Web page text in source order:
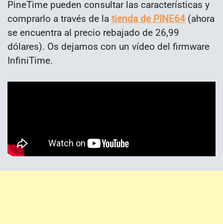
PineTime pueden consultar las características y
comprarlo a través de la tienda de PINE64 (ahora
se encuentra al precio rebajado de 26,99
dólares). Os dejamos con un vídeo del firmware
InfiniTime.